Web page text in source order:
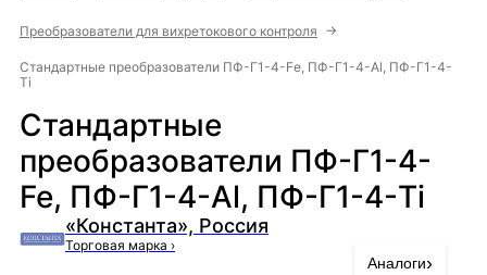
Преобразователи для вихретокового контроля →
Стандартные преобразователи ПФ-Г1-4-Fe, ПФ-Г1-4-Al, ПФ-Г1-4-
Ti
Стандартные
преобразователи ПФ-Г1-4-
Fe, ПФ-Г1-4-Al, ПФ-Г1-4-Ti
«Константа», Россия
Торговая марка ›
Аналоги›